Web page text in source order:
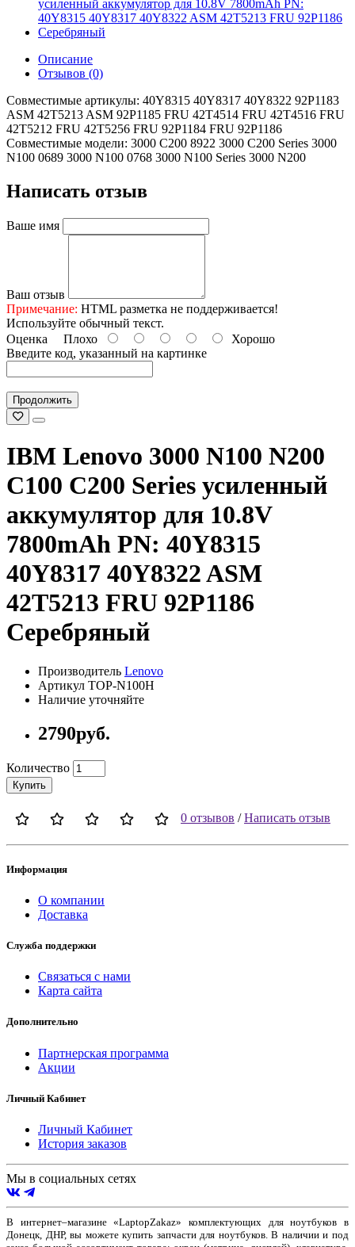
Описание
Отзывов (0)
Совместимые артикулы: 40Y8315 40Y8317 40Y8322 92P1183
ASM 42T5213 ASM 92P1185 FRU 42T4514 FRU 42T4516 FRU
42T5212 FRU 42T5256 FRU 92P1184 FRU 92P1186
Совместимые модели: 3000 C200 8922 3000 C200 Series 3000
N100 0689 3000 N100 0768 3000 N100 Series 3000 N200
Написать отзыв
Ваше имя
Ваш отзыв
Примечание: HTML разметка не поддерживается!
Используйте обычный текст.
Оценка Плохо
Хорошо
Введите код, указанный на картинке
Продолжить
IBM Lenovo 3000 N100 N200
C100 C200 Series усиленный
аккумулятор для 10.8V
7800mAh PN: 40Y8315
40Y8317 40Y8322 ASM
42T5213 FRU 92P1186
Серебряный
Производитель Lenovo
Артикул TOP-N100H
Наличие уточняйте
2790руб.
Количество
Купить
0 отзывов /Написать отзыв
Информация
О компании
Доставка
Служба поддержки
Связаться с нами
Карта сайта
Дополнительно
Партнерская программа
Акции
Личный Кабинет
Личный Кабинет
История заказов
Мы в социальных сетях
В интернет–магазине «LaptopZakaz» комплектующих для ноутбуков в
Донецк, ДНР, вы можете купить запчасти для ноутбуков. В наличии и под